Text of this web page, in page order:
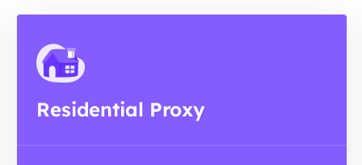
Residential Proxy